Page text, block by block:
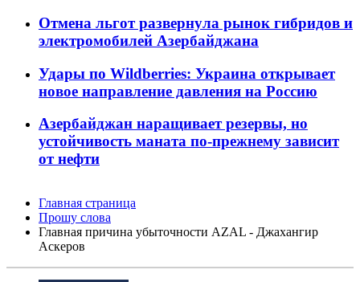
Отмена льгот развернула рынок гибридов и
электромобилей Азербайджана
Удары по Wildberries: Украина открывает
новое направление давления на Россию
Азербайджан наращивает резервы, но
устойчивость маната по-прежнему зависит
от нефти
Главная страница
Прошу слова
Главная причина убыточности AZAL - Джахангир
Аскеров